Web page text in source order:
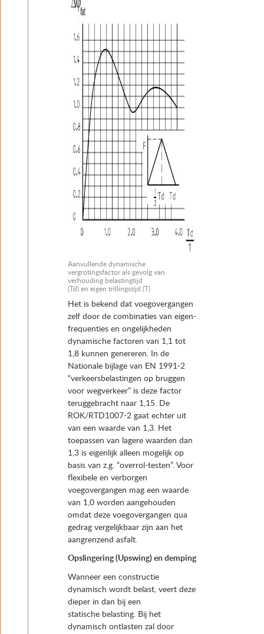
Aanvullende dynamische
vergrotingsfactor als gevolg van
verhouding belastingtijd
(Td) en eigen trillingstijd (T)
Het is bekend dat voegovergangen
zelf door de combinaties van eigen-
frequenties en ongelijkheden
dynamische factoren van 1,1 tot
1,8 kunnen genereren. In de
Nationale bijlage van EN 1991-2
“verkeersbelastingen op bruggen
voor wegverkeer” is deze factor
teruggebracht naar 1,15. De
ROK/RTD1007-2 gaat echter uit
van een waarde van 1,3. Het
toepassen van lagere waarden dan
1,3 is eigenlijk alleen mogelijk op
basis van z.g. “overrol-testen”. Voor
flexibele en verborgen
voegovergangen mag een waarde
van 1,0 worden aangehouden
omdat deze voegovergangen qua
gedrag vergelijkbaar zijn aan het
aangrenzend asfalt.
Opslingering (Upswing) en demping
Wanneer een constructie
dynamisch wordt belast, veert deze
dieper in dan bij een
statische belasting. Bij het
dynamisch ontlasten zal door